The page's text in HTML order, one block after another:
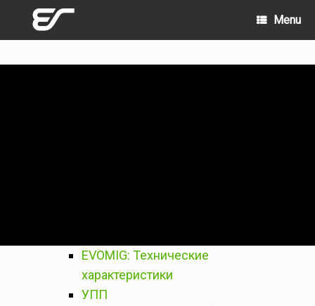
Menu
EVOMIG: Технические
характеристики
УПП